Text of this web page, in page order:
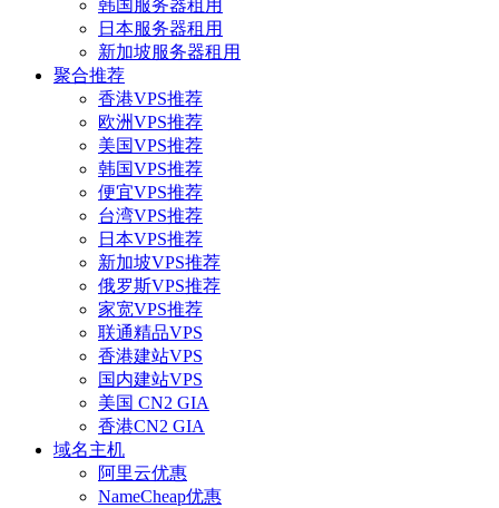
韩国服务器租用
日本服务器租用
新加坡服务器租用
聚合推荐
香港VPS推荐
欧洲VPS推荐
美国VPS推荐
韩国VPS推荐
便宜VPS推荐
台湾VPS推荐
日本VPS推荐
新加坡VPS推荐
俄罗斯VPS推荐
家宽VPS推荐
联通精品VPS
香港建站VPS
国内建站VPS
美国 CN2 GIA
香港CN2 GIA
域名主机
阿里云优惠
NameCheap优惠